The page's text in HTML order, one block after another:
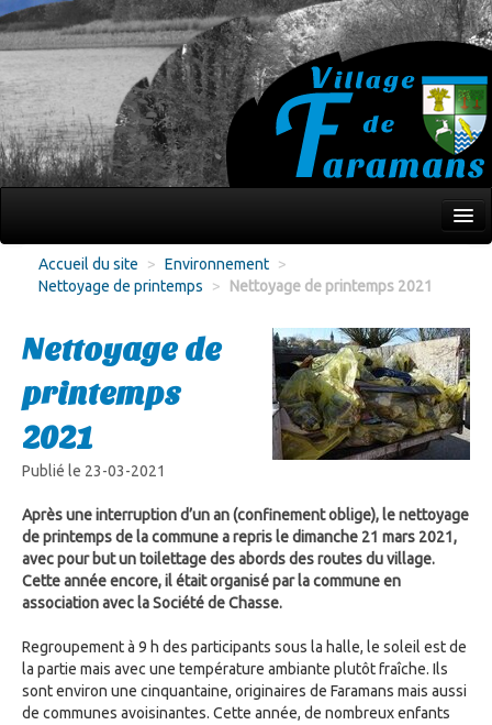
Écoles Jeunesse
Culture Loisirs
Associations
Environnement
Infos pratiques
Accueil du site > Environnement >
Nettoyage de printemps
> Nettoyage de printemps 2021
Nettoyage de
printemps
2021
Publié le 23-03-2021
Après une interruption d’un an (confinement oblige), le nettoyage
de printemps de la commune a repris le dimanche 21 mars 2021,
avec pour but un toilettage des abords des routes du village.
Cette année encore, il était organisé par la commune en
association avec la Société de Chasse.
Regroupement à 9 h des participants sous la halle, le soleil est de
la partie mais avec une température ambiante plutôt fraîche. Ils
sont environ une cinquantaine, originaires de Faramans mais aussi
de communes avoisinantes. Cette année, de nombreux enfants